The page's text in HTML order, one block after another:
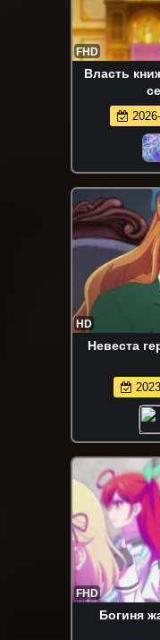
FHD
Власть
HD
Невеста
FHD
Богиня